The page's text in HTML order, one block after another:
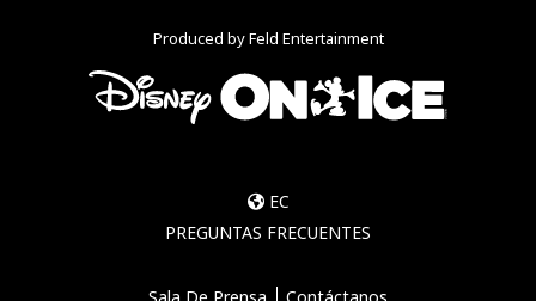
Produced by Feld Entertainment
EC
PREGUNTAS FRECUENTES